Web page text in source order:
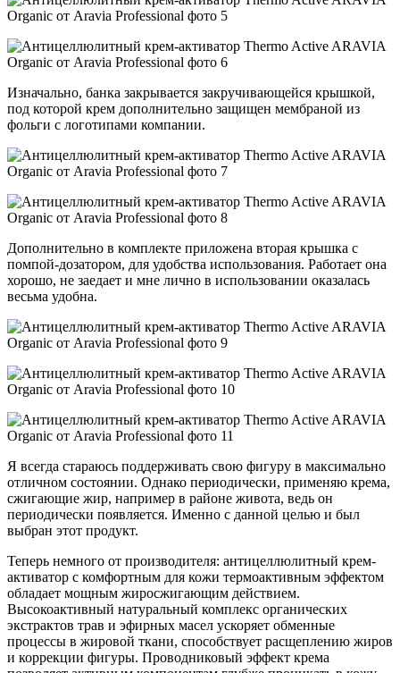
Изначально, банка закрывается закручивающейся крышкой,
под которой крем дополнительно защищен мембраной из
фольги с логотипами компании.
Дополнительно в комплекте приложена вторая крышка с
помпой-дозатором, для удобства использования. Работает она
хорошо, не заедает и мне лично в использовании оказалась
весьма удобна.
Я всегда стараюсь поддерживать свою фигуру в максимально
отличном состоянии. Однако периодически, применяю крема,
сжигающие жир, например в районе живота, ведь он
периодически появляется. Именно с данной целью и был
выбран этот продукт.
Теперь немного от производителя: антицеллюлитный крем-
активатор с комфортным для кожи термоактивным эффектом
обладает мощным жиросжигающим действием.
Высокоактивный натуральный комплекс органических
экстрактов трав и эфирных масел ускоряет обменные
процессы в жировой ткани, способствует расщеплению жиров
и коррекции фигуры. Проводниковый эффект крема